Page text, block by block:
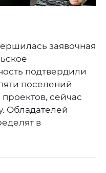
заявочная
подтвердили
поселений
сейчас
Обладателей
в